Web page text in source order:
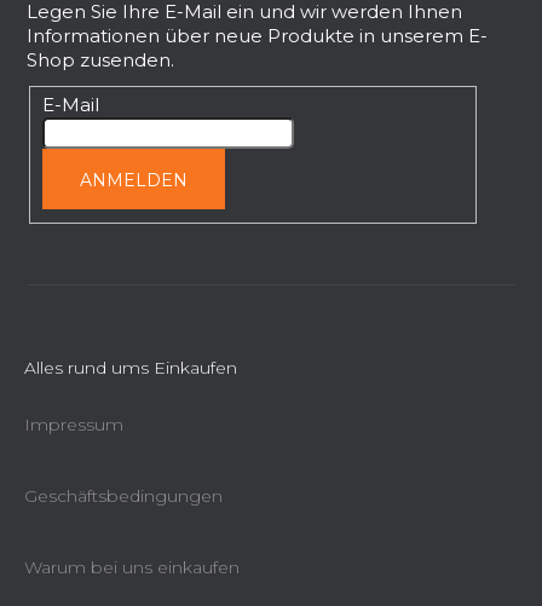
Legen Sie Ihre E-Mail ein und wir werden Ihnen
Informationen über neue Produkte in unserem E-
Shop zusenden.
E-Mail
ANMELDEN
Alles rund ums Einkaufen
Impressum
Geschäftsbedingungen
Warum bei uns einkaufen